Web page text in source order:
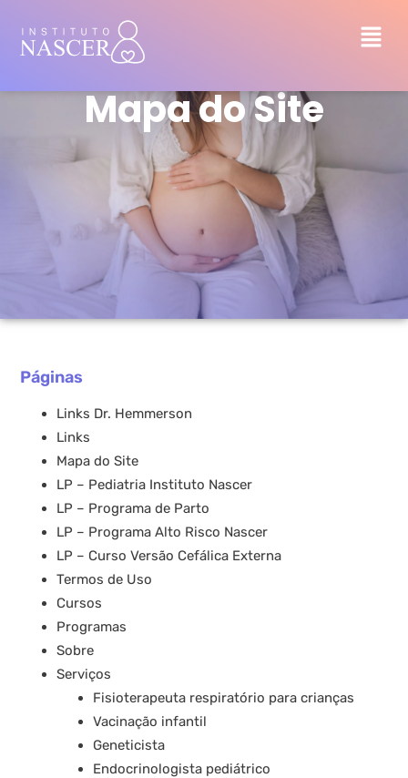
Mapa do Site
Páginas
Links Dr. Hemmerson
Links
Mapa do Site
LP – Pediatria Instituto Nascer
LP – Programa de Parto
LP – Programa Alto Risco Nascer
LP – Curso Versão Cefálica Externa
Termos de Uso
Cursos
Programas
Sobre
Serviços
Fisioterapeuta respiratório para crianças
Vacinação infantil
Geneticista
Endocrinologista pediátrico